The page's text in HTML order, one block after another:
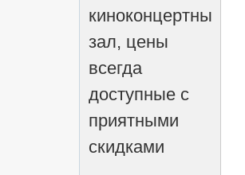
киноконцертный
зал, цены
всегда
доступные с
приятными
скидками